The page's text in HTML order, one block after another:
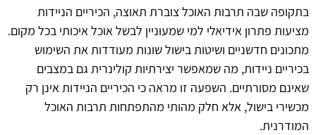
בתקופה שבה תרבות האוכל צוברת תאוצה, הכיריים הניידות
מציעות פתרון אידיאלי למי שמעוניין לבשל אוכל איכותי בכל מקום.
מתכונים חדשניים ושיטות בישול שונות מעודדות את השימוש
בכיריים ניידות, מה שמאפשר יצירתיות קולינרית גם במצבים
שאינם מסורתיים. השפעה זו מראה כי הכיריים הניידות אינן רק
מכשירי בישול, אלא חלק מהותי מהתפתחות תרבות האוכל
המודרנית.